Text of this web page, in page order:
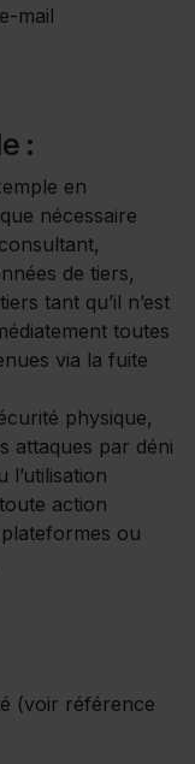
mail
:
en
nécessaire
de tiers,
tant qu’il n’est
toutes
via la fuite
physique,
attaques par déni
l’utilisation
action
ou
(voir référence